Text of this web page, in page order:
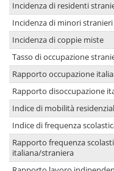
Incidenza di residenti
Incidenza di minori stranieri
Incidenza di coppie miste
Tasso di occupazione
Rapporto occupazione
Rapporto disoccupazione
Indice di mobilità
Indice di frequenza
Rapporto frequenza
italiana/straniera